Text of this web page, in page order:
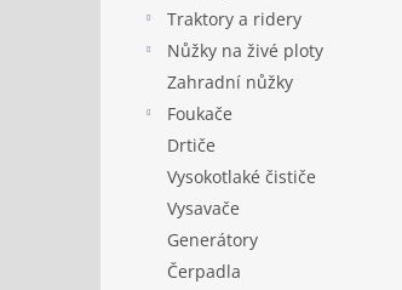
Traktory a ridery
Nůžky na živé ploty
Zahradní nůžky
Foukače
Drtiče
Vysokotlaké čističe
Vysavače
Generátory
Čerpadla